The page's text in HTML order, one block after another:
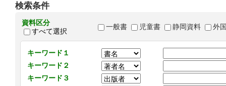
検索条件
資料区分
すべて選択
一般書 児童書 静岡資料 外
キーワード１
キーワード２
キーワード３